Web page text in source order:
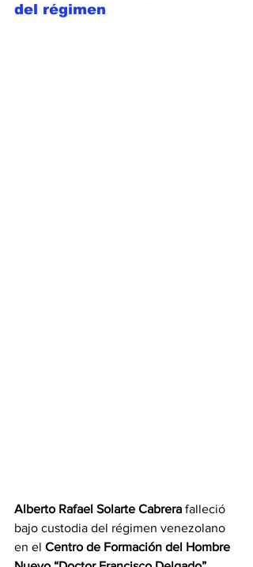
del régimen
Alberto Rafael Solarte Cabrera falleció
bajo custodia del régimen venezolano
en el Centro de Formación del Hombre